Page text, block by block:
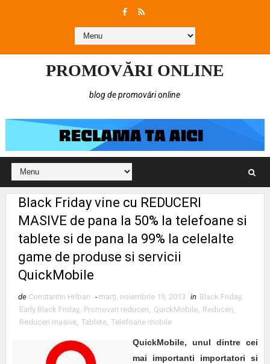
PROMOVĂRI ONLINE
blog de promovări online
Black Friday vine cu REDUCERI
MASIVE de pana la 50% la telefoane si
tablete si de pana la 99% la celelalte
game de produse si servicii
QuickMobile
de Constantin Hriban - marți, noiembrie 19, 2013 in Black Friday,
Early Black Friday, Promovari reduceri, QuickMobile, Reduceri,
Reduceri masive, Tablete, Telefoane mobile
QuickMobile, unul dintre cei
mai importanti importatori si